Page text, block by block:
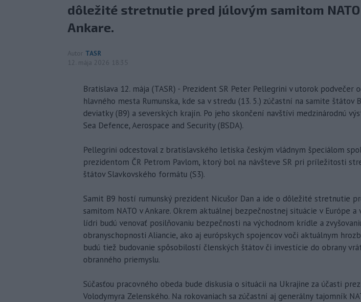
dôležité stretnutie pred júlovým samitom
Ankare.
Autor TASR
12. mája 2026 18:35
Bratislava 12. mája (TASR) - Prezident SR Peter Pellegrini v utorok podvečer
hlavného mesta Rumunska, kde sa v stredu (13. 5.) zúčastní na samite štátov
deviatky (B9) a severských krajín. Po jeho skončení navštívi medzinárodnú
Sea Defence, Aerospace and Security (BSDA).
Pellegrini odcestoval z bratislavského letiska českým vládnym špeciálom
prezidentom ČR Petrom Pavlom, ktorý bol na návšteve SR pri príležitosti
štátov Slavkovského formátu (S3).
Samit B9 hostí rumunský prezident Nicušor Dan a ide o dôležité stretnutie
samitom NATO v Ankare. Okrem aktuálnej bezpečnostnej situácie v Európe a
lídri budú venovať posilňovaniu bezpečnosti na východnom krídle a
obranyschopnosti Aliancie, ako aj európskych spojencov voči aktuálnym
budú tiež budovanie spôsobilostí členských štátov či investície do obrany
obranného priemyslu.
Súčasťou pracovného obeda bude diskusia o situácii na Ukrajine za účasti
Volodymyra Zelenského. Na rokovaniach sa zúčastní aj generálny tajomník